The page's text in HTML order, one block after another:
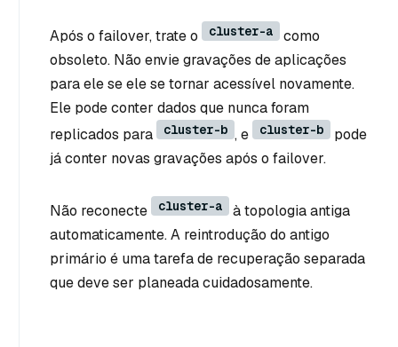
Após o failover, trate o cluster-a
como
obsoleto. Não envie gravações de aplicações
para ele se ele se tornar acessível novamente.
Ele pode conter dados que nunca foram
replicados para
cluster-b , e cluster-b
pode
já conter novas gravações após o failover.
Não reconecte cluster-a
à topologia antiga
automaticamente. A reintrodução do antigo
primário é uma tarefa de recuperação separada
que deve ser planeada cuidadosamente.